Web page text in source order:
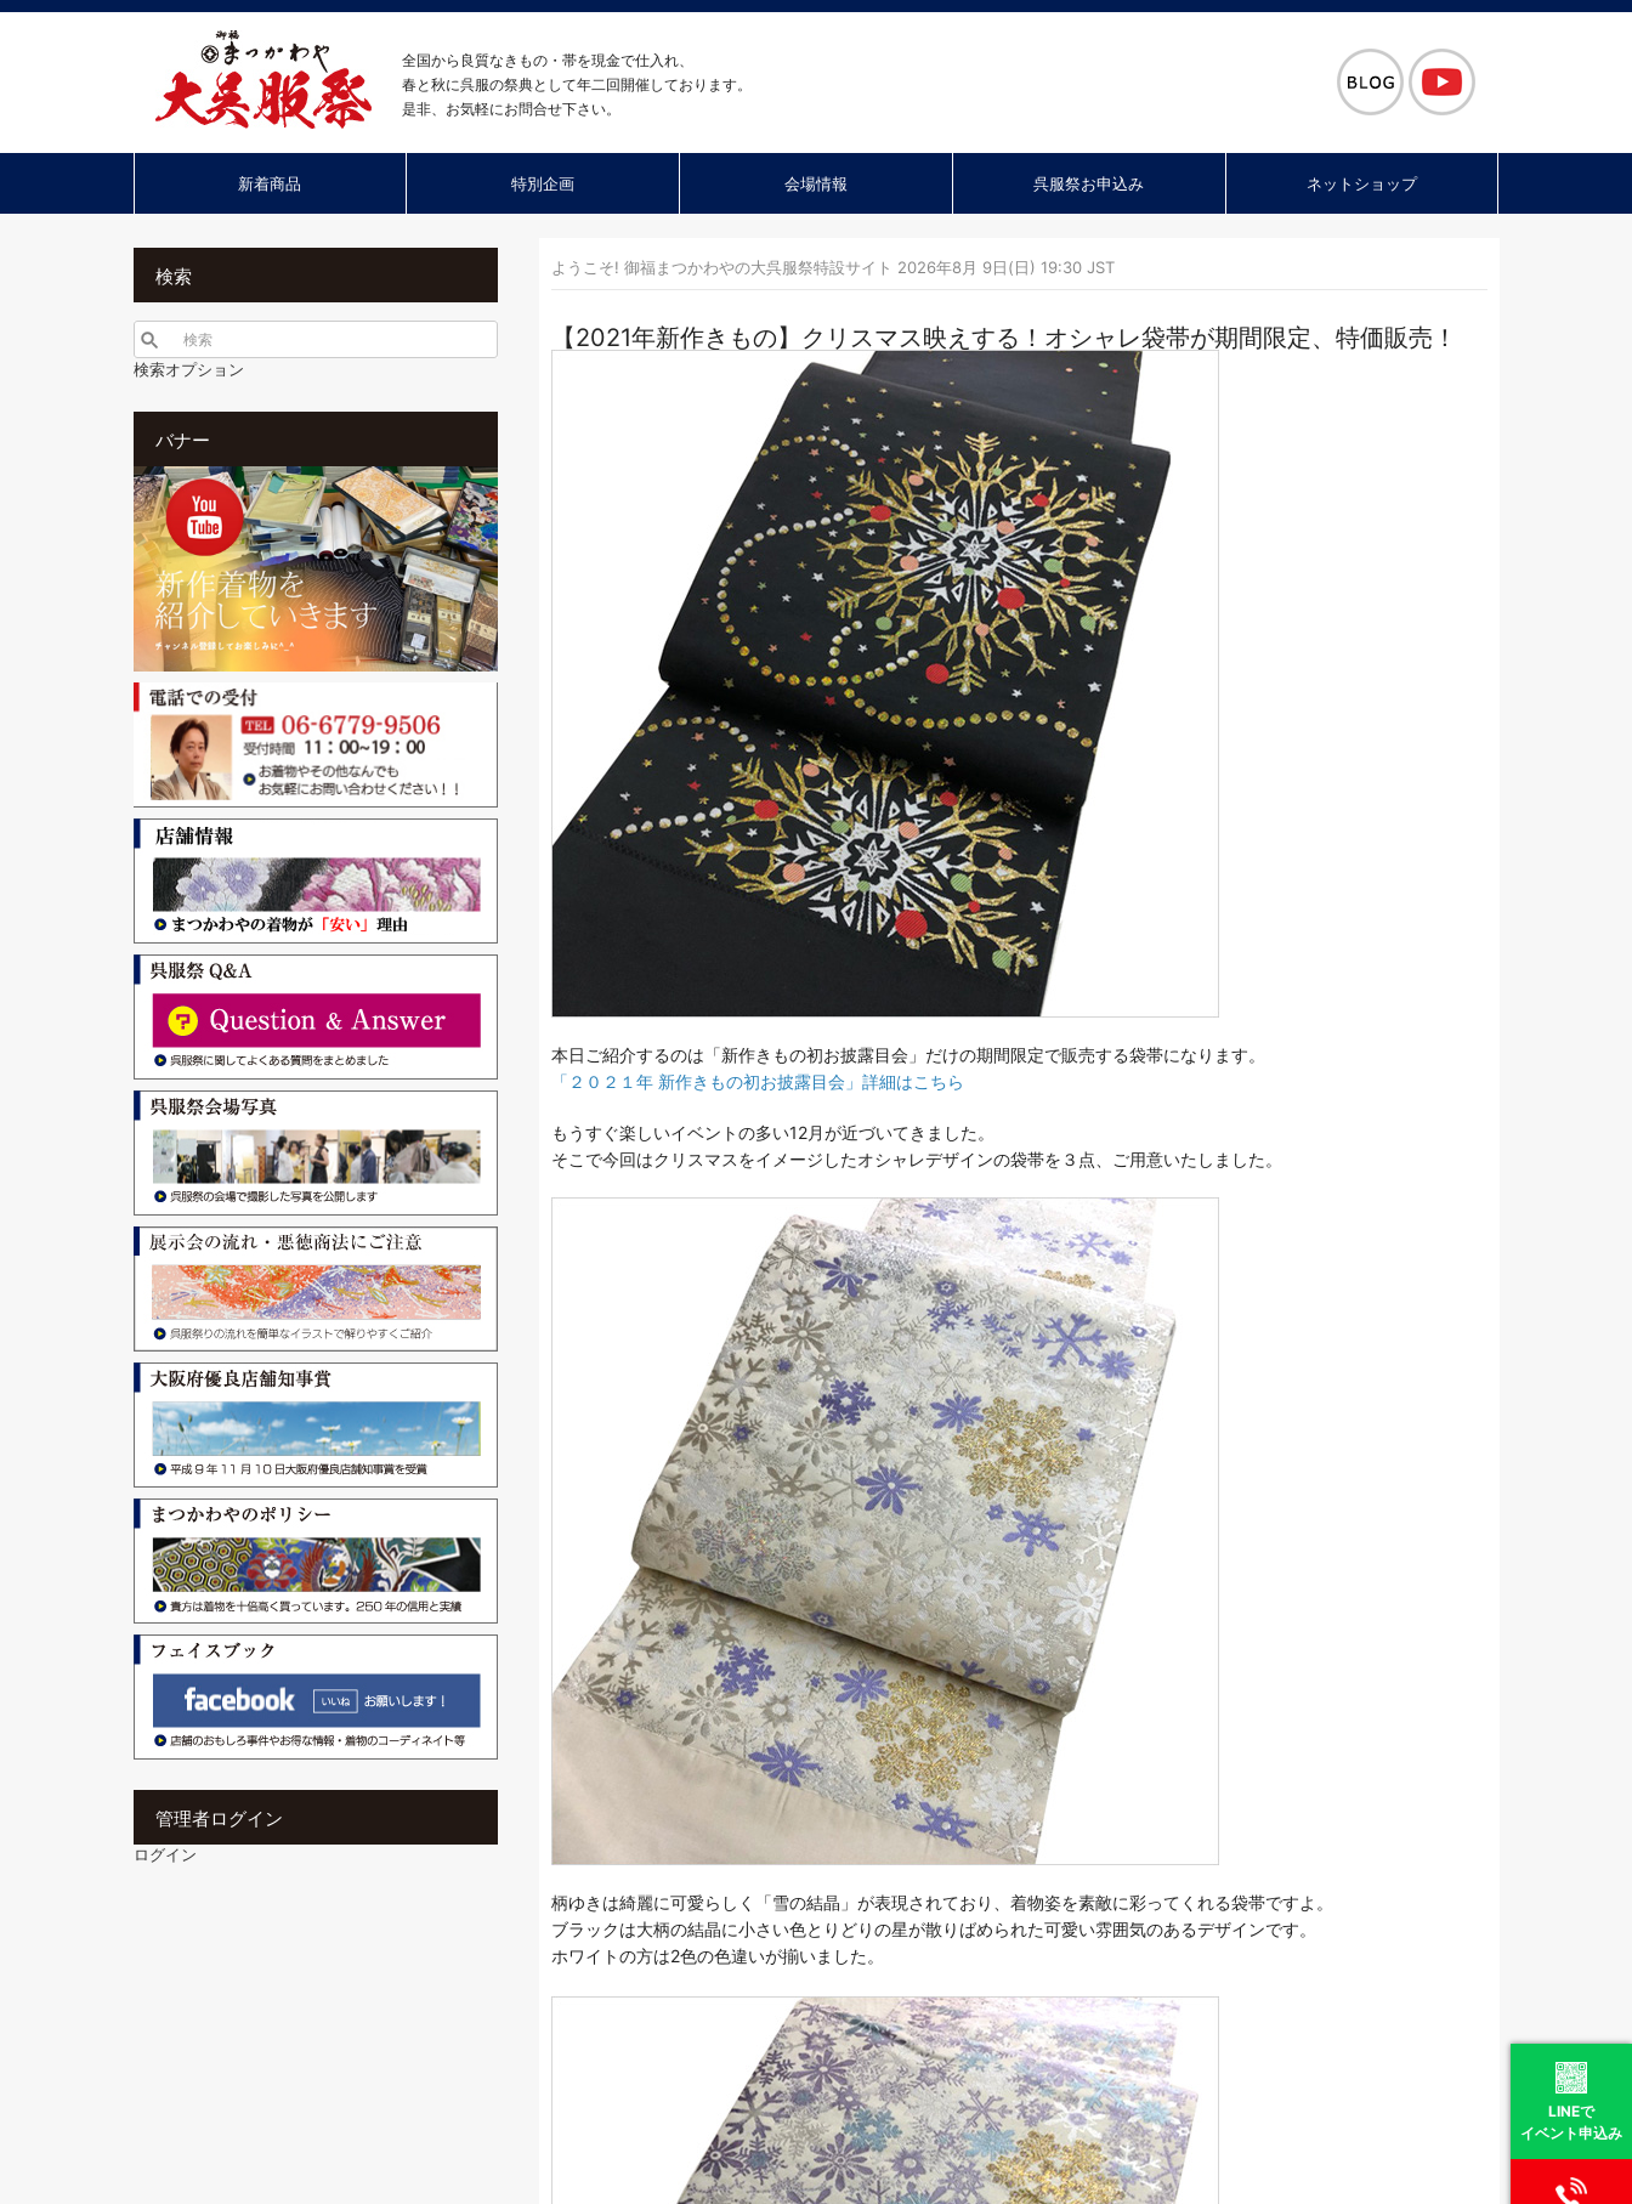
全国から良質なきもの・帯を現金で仕入れ、
春と秋に呉服の祭典として年二回開催しております。
是非、お気軽にお問合せ下さい。
新着商品 特別企画 会場情報 呉服祭お申込み ネットショップ
LINEで
イベント申込み
ようこそ! 御福まつかわやの大呉服祭特設サイト 2026年8月 9日(日) 19:30 JST
【2021年新作きもの】クリスマス映えする！オシャレ袋帯が期間限定、特価販売！
本日ご紹介するのは「新作きもの初お披露目会」だけの期間限定で販売する袋帯になります。
「２０２１年 新作きもの初お披露目会」詳細はこちら
もうすぐ楽しいイベントの多い12月が近づいてきました。
そこで今回はクリスマスをイメージしたオシャレデザインの袋帯を３点、ご用意いたしました。
柄ゆきは綺麗に可愛らしく「雪の結晶」が表現されており、着物姿を素敵に彩ってくれる袋帯ですよ。
ブラックは大柄の結晶に小さい色とりどりの星が散りばめられた可愛い雰囲気のあるデザインです。
ホワイトの方は2色の色違いが揃いました。
検索
検索オプション
バナー
管理者ログイン
ログイン